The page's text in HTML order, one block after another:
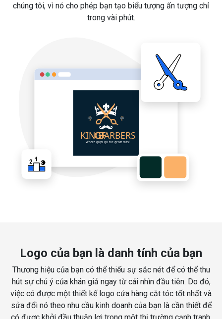
chúng tôi, vì nó cho phép bạn tạo biểu tượng ấn tượng chỉ
trong vài phút.
Logo của bạn là danh tính của bạn
Thương hiệu của bạn có thể thiếu sự sắc nét để có thể thu
hút sự chú ý của khán giả ngay từ cái nhìn đầu tiên. Do đó,
việc có được một thiết kế logo cửa hàng cắt tóc tốt nhất và
sửa đổi nó theo nhu cầu kinh doanh của bạn là cần thiết để